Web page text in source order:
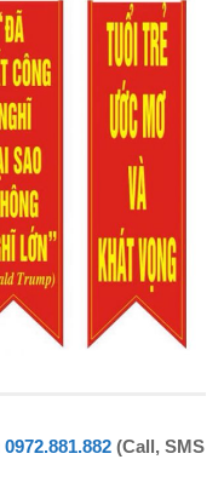
0972.881.882 (Call, SMS